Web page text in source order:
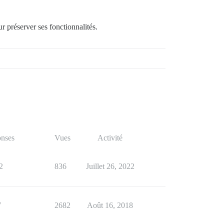
qu'une seule fois.
préserver ses fonctionnalités.
Vues Activité
836 Juillet 26, 2022
2682 Août 16, 2018